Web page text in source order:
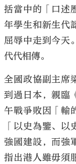
括當中的「口述
年學生和新生代
屈辱中走到今天
代代相傳。
全國政協副主席
到過日本，親臨
午戰爭敗因「輸
「以史為鑒、
強國建設，而強
指出港人雖毋須